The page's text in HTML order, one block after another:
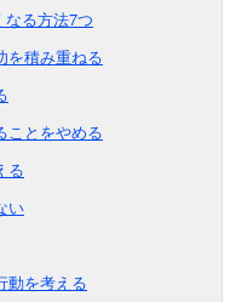
る方法7つ
を積み重ねる
ことをやめる
る
い
動を考える